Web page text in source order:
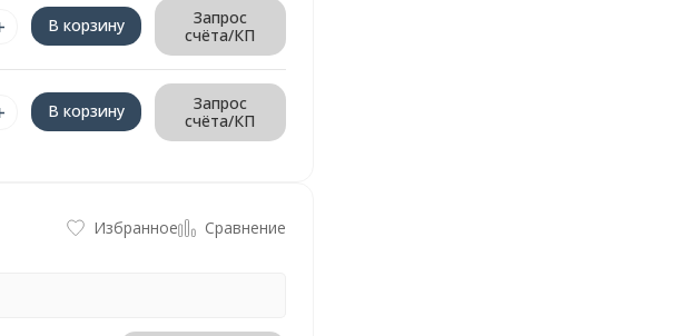
В корзину
Запрос
счёта/КП
В корзину
Запрос
счёта/КП
Избранное Сравнение